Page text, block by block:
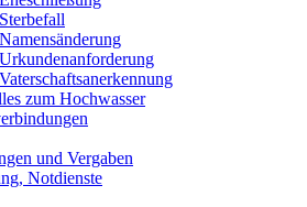
Sterbefall
Namensänderung
Urkundenanforderung
Vaterschaftsanerkennung
zum Hochwasser
und Vergaben
Notdienste